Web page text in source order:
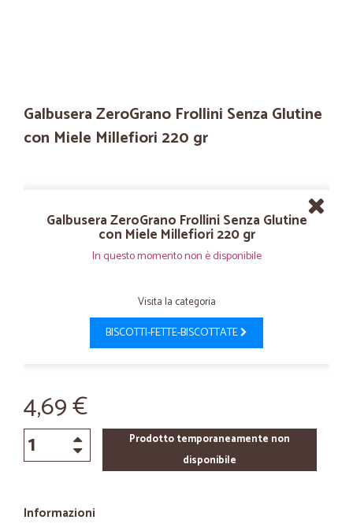
Galbusera ZeroGrano Frollini Senza Glutine
con Miele Millefiori 220 gr
Galbusera ZeroGrano Frollini Senza Glutine
con Miele Millefiori 220 gr
In questo momento non è disponibile
Visita la categoria
BISCOTTI-FETTE-BISCOTTATE
4,69 €
Prodotto temporaneamente non
disponibile
Informazioni